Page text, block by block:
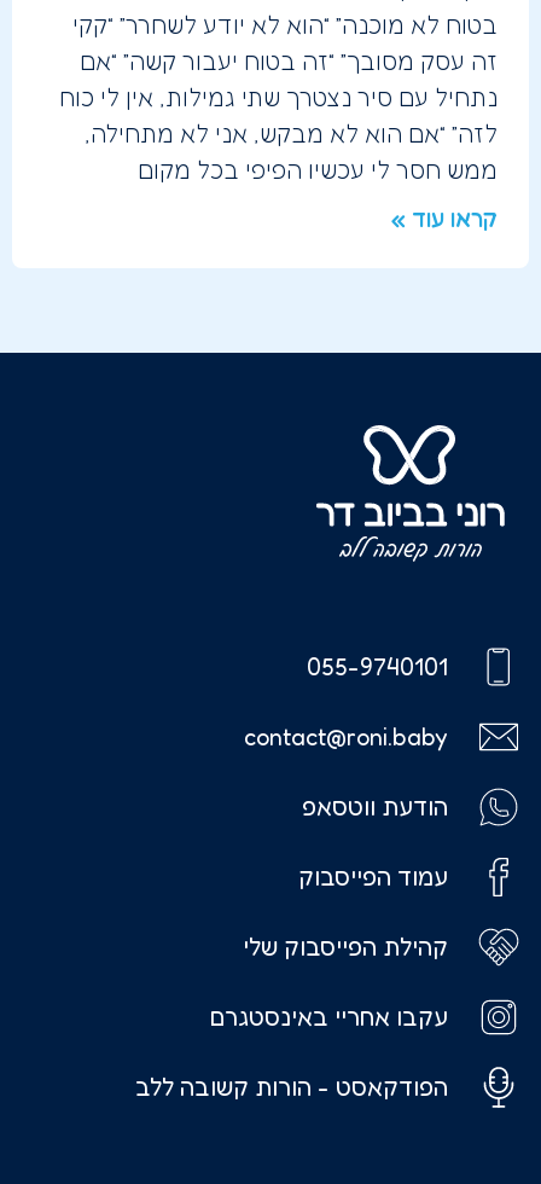
בטוח לא מוכנה” “הוא לא יודע לשחרר” “קקי
זה עסק מסובך” “זה בטוח יעבור קשה” “אם
נתחיל עם סיר נצטרך שתי גמילות, אין לי כוח
לזה” “אם הוא לא מבקש, אני לא מתחילה,
ממש חסר לי עכשיו הפיפי בכל מקום
קראו עוד »
055-9740101
contact@roni.baby
הודעת ווטסאפ
עמוד הפייסבוק
קהילת הפייסבוק שלי
עקבו אחריי באינסטגרם
הפודקאסט - הורות קשובה ללב